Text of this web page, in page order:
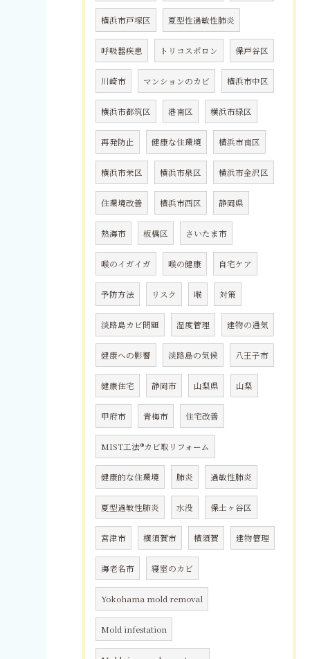
横浜市戸塚区 夏型性過敏性肺炎
呼吸器疾患 トリコスポロン 保戸谷区
川崎市 マンションのカビ 横浜市中区
横浜市都筑区 港南区 横浜市緑区
再発防止 健康な住環境 横浜市南区
横浜市栄区 横浜市泉区 横浜市金沢区
住環境改善 横浜市西区 静岡県
熱海市 板橋区 さいたま市
喉のイガイガ 喉の健康 自宅ケア
予防方法 リスク 喉 対策
淡路島カビ問題 湿度管理 建物の通気
健康への影響 淡路島の気候 八王子市
健康住宅 静岡市 山梨県 山梨
甲府市 青梅市 住宅改善
MIST工法®カビ取リフォーム
健康的な住環境 肺炎 過敏性肺炎
夏型過敏性肺炎 水没 保土ヶ谷区
宮津市 横須賀市 横須賀 建物管理
海老名市 寝室のカビ
Yokohama mold removal
Mold infestation